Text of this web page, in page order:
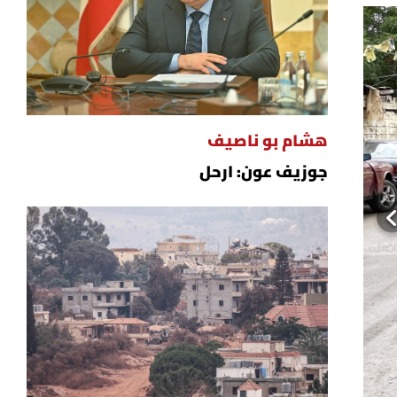
هشام بو ناصيف
جوزيف عون: ارحل